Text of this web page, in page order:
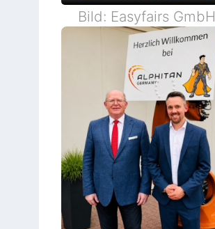
Bild: Easyfairs GmbH